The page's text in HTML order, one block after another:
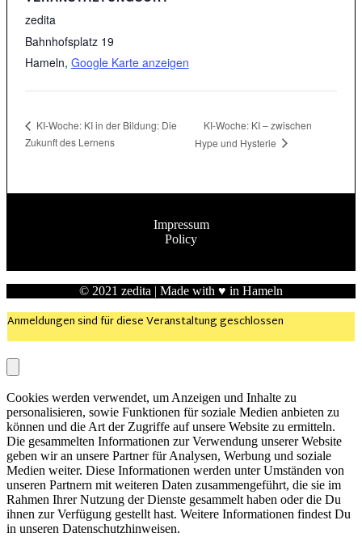
zedita
Bahnhofsplatz 19
Hameln, Google Karte anzeigen
KI-Woche: KI in der Bildung: Die
Zukunft des Lernens
KI-Woche: KI – zwischen
Hype und Hysterie
Impressum
Policy
© 2021 zedita | Made with ♥ in Hameln
Anmeldungen sind für diese Veranstaltung geschlossen
Cookies werden verwendet, um Anzeigen und Inhalte zu
personalisieren, sowie Funktionen für soziale Medien anbieten zu
können und die Art der Zugriffe auf unsere Website zu ermitteln.
Die gesammelten Informationen zur Verwendung unserer Website
geben wir an unsere Partner für Analysen, Werbung und soziale
Medien weiter. Diese Informationen werden unter Umständen von
unseren Partnern mit weiteren Daten zusammengeführt, die sie im
Rahmen Ihrer Nutzung der Dienste gesammelt haben oder die Du
ihnen zur Verfügung gestellt hast. Weitere Informationen findest Du
in unseren Datenschutzhinweisen.